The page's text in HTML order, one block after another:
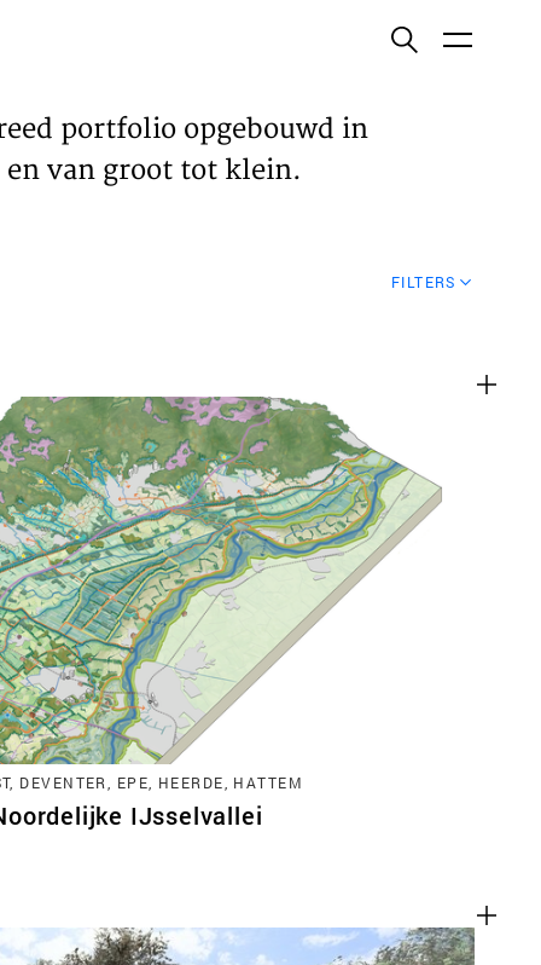
portfolio opgebouwd in
van groot tot klein.
FILTERS
DEVENTER, EPE, HEERDE, HATTEM
IJsselvallei